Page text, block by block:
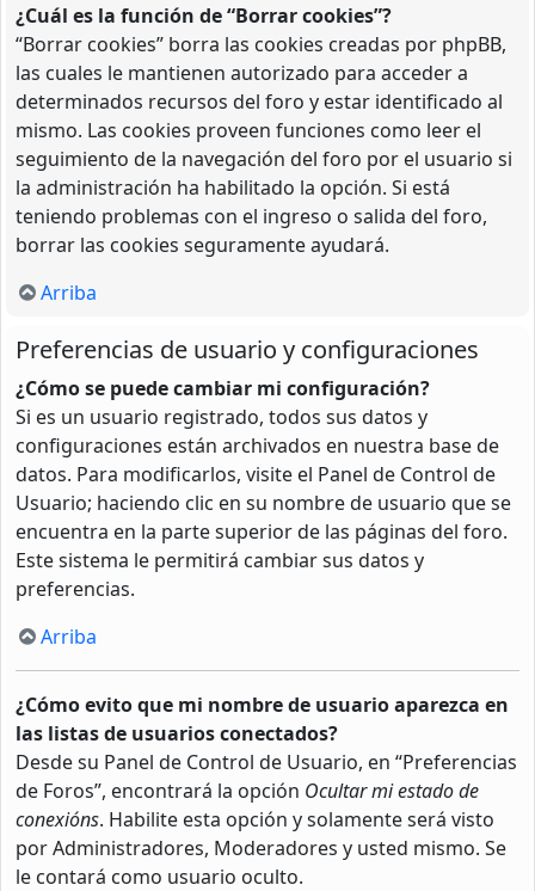
¿Cuál es la función de “Borrar cookies”?
“Borrar cookies” borra las cookies creadas por phpBB,
las cuales le mantienen autorizado para acceder a
determinados recursos del foro y estar identificado al
mismo. Las cookies proveen funciones como leer el
seguimiento de la navegación del foro por el usuario si
la administración ha habilitado la opción. Si está
teniendo problemas con el ingreso o salida del foro,
borrar las cookies seguramente ayudará.
Arriba
Preferencias de usuario y configuraciones
¿Cómo se puede cambiar mi configuración?
Si es un usuario registrado, todos sus datos y
configuraciones están archivados en nuestra base de
datos. Para modificarlos, visite el Panel de Control de
Usuario; haciendo clic en su nombre de usuario que se
encuentra en la parte superior de las páginas del foro.
Este sistema le permitirá cambiar sus datos y
preferencias.
Arriba
¿Cómo evito que mi nombre de usuario aparezca en
las listas de usuarios conectados?
Desde su Panel de Control de Usuario, en “Preferencias
de Foros”, encontrará la opción Ocultar mi estado de
conexións. Habilite esta opción y solamente será visto
por Administradores, Moderadores y usted mismo. Se
le contará como usuario oculto.